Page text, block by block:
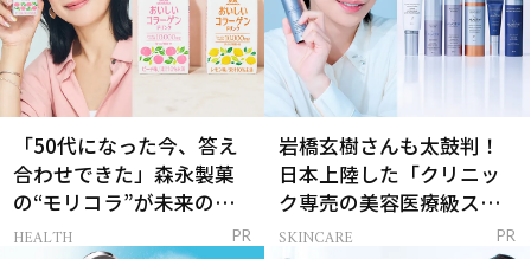
「50代になった今、答え
合わせできた」森永製菓
の“モリコラ”が未来のキ
レイを連れてくる！
HEALTH PR
岩橋玄樹さんも太鼓判！
日本上陸した「クリニッ
ク専売の美容医療級スキ
ンケア」
SKINCARE PR